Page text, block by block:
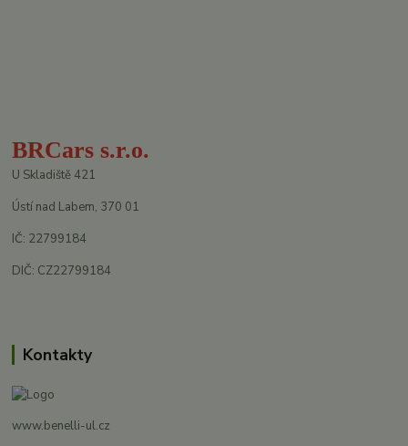
BRCars s.r.o.
U Skladiště 421
Ústí nad Labem, 370 01
IČ: 22799184
DIČ: CZ22799184
Kontakty
www.benelli-ul.cz